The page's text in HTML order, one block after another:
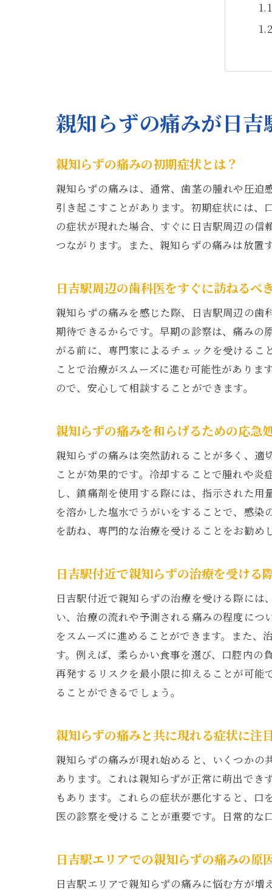
日
親
日
親
日
親
親知らずの痛みが日
親知らずの痛みの初期症状とは？
親知らずの痛みは、通常、歯茎の腫れや圧
引き起こすことがあります。初期症状には
の症状が現れた場合、すぐに日吉駅周辺の
つながります。また、親知らずの痛みは放
日吉駅周辺の歯科医をすぐに訪ねるべ
親知らずの痛みを感じた際、日吉駅周辺の
期待できるからです。早期の診察は、痛みの
がる前に、専門家によるチェックを受ける
ことで治療がスムーズに進む可能性があり
ので、安心して相談することができます。
親知らずの痛みを和らげるための応急
親知らずの痛みは突然訪れることが多く、
ことが効果的です。冷却することで腫れや
し、鎮痛剤を使用する際には、指示された
を溶かした塩水でうがいをすることで、感
を訪ね、専門的な治療を受けることをお勧め
日吉駅付近で親知らずの治療を受ける
日吉駅付近で親知らずの治療を受ける際に
い、治療の流れや予測される痛みの程度に
をスムーズに進めることができます。また
す。例えば、柔らかい食事を選び、口腔内の
再発するリスクを最小限に抑えることが可
ることができるでしょう。
親知らずの痛みと共に現れる症状に注
親知らずの痛みが現れ始めると、いくつか
あります。これは親知らずが正常に萌出で
もあります。これらの症状が悪化すると、
医の診察を受けることが重要です。日常的
日吉駅エリアでの親知らずの痛みの原
日吉駅エリアで親知らずの痛みに悩む方が